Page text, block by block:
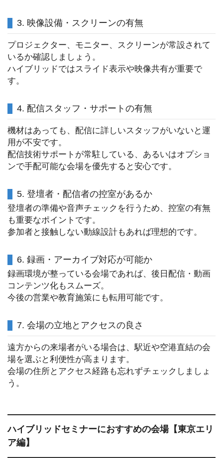
3. 映像設備・スクリーンの有無
プロジェクター、モニター、スクリーンが常設されて
いるか確認しましょう。
ハイブリッドではスライド表示や映像共有が重要で
す。
4. 配信スタッフ・サポートの有無
機材はあっても、配信に詳しいスタッフがいないと運
用が不安です。
配信技術サポートが常駐している、あるいはオプショ
ンで手配可能な会場を優先すると安心です。
5. 登壇者・配信者の控室があるか
登壇者の準備や音声チェックを行うため、控室の有無
も重要なポイントです。
参加者と接触しない動線設計もあれば理想的です。
6. 録画・アーカイブ対応が可能か
録画環境が整っている会場であれば、後日配信・動画
コンテンツ化もスムーズ。
今後の営業や教育施策にも転用可能です。
7. 会場の立地とアクセスの良さ
遠方からの来場者がいる場合は、駅近や空港直結の会
場を選ぶと利便性が高まります。
会場の住所とアクセス経路も忘れずチェックしましょ
う。
ハイブリッドセミナーにおすすめの会場【東京エリ
ア編】